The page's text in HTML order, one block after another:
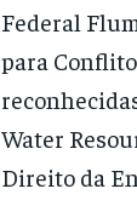
Federal
para
Water
Direito da